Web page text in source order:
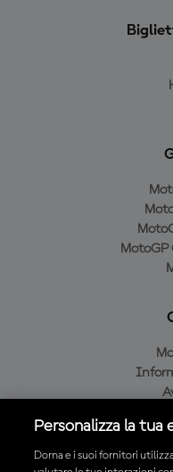
MotoGP
Personalizza la tua
Dorna e i suoi fornitori